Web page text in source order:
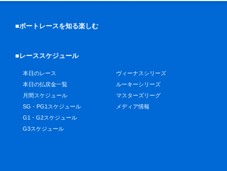
■ボートレースを知る楽しむ
■レーススケジュール
本日のレース
本日の払戻金一覧
月間スケジュール
SG・PG1スケジュール
G1・G2スケジュール
G3スケジュール
ヴィーナスシリーズ
ルーキーシリーズ
マスターズリーグ
メディア情報